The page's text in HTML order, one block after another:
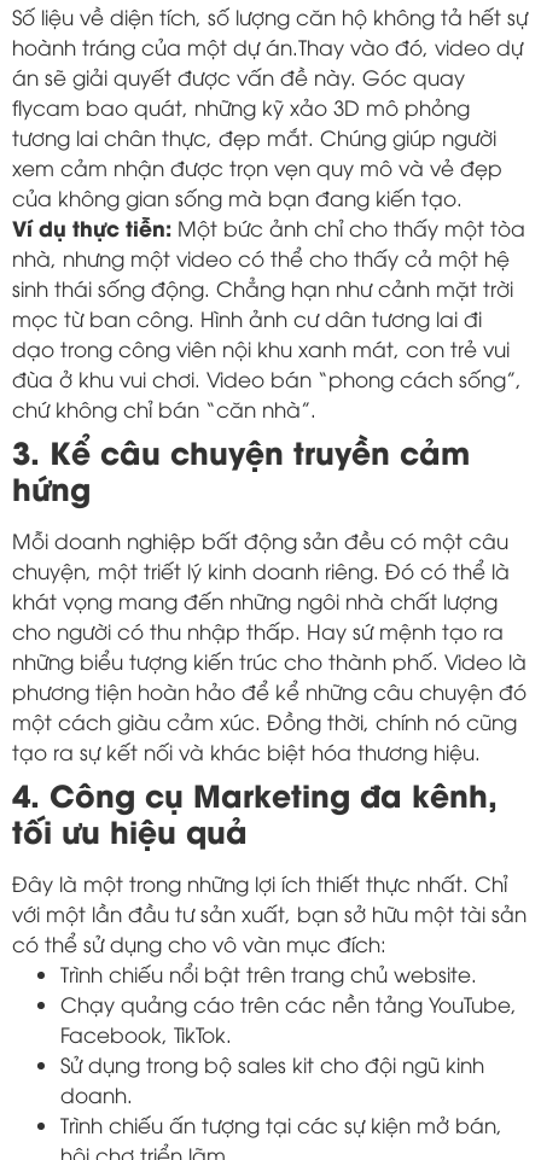
Số liệu về diện tích, số lượng căn hộ không tả hết sự
hoành tráng của một dự án.Thay vào đó, video dự
án sẽ giải quyết được vấn đề này. Góc quay
flycam bao quát, những kỹ xảo 3D mô phỏng
tương lai chân thực, đẹp mắt. Chúng giúp người
xem cảm nhận được trọn vẹn quy mô và vẻ đẹp
của không gian sống mà bạn đang kiến tạo.
Ví dụ thực tiễn: Một bức ảnh chỉ cho thấy một tòa
nhà, nhưng một video có thể cho thấy cả một hệ
sinh thái sống động. Chẳng hạn như cảnh mặt trời
mọc từ ban công. Hình ảnh cư dân tương lai đi
dạo trong công viên nội khu xanh mát, con trẻ vui
đùa ở khu vui chơi. Video bán “phong cách sống”,
chứ không chỉ bán “căn nhà”.
3. Kể câu chuyện truyền cảm
hứng
Mỗi doanh nghiệp bất động sản đều có một câu
chuyện, một triết lý kinh doanh riêng. Đó có thể là
khát vọng mang đến những ngôi nhà chất lượng
cho người có thu nhập thấp. Hay sứ mệnh tạo ra
những biểu tượng kiến trúc cho thành phố. Video là
phương tiện hoàn hảo để kể những câu chuyện đó
một cách giàu cảm xúc. Đồng thời, chính nó cũng
tạo ra sự kết nối và khác biệt hóa thương hiệu.
4. Công cụ Marketing đa kênh,
tối ưu hiệu quả
Đây là một trong những lợi ích thiết thực nhất. Chỉ
với một lần đầu tư sản xuất, bạn sở hữu một tài sản
có thể sử dụng cho vô vàn mục đích:
Trình chiếu nổi bật trên trang chủ website.
Chạy quảng cáo trên các nền tảng YouTube,
Facebook, TikTok.
Sử dụng trong bộ sales kit cho đội ngũ kinh
doanh.
Trình chiếu ấn tượng tại các sự kiện mở bán,